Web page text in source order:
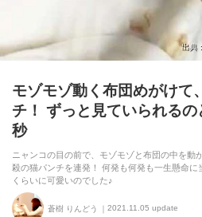
出典
モゾモゾ動く布団めがけて
チ！ ずっと見ていられる
秒
ニャンコの目の前で、モゾモゾと布団の中を動
殺の猫パンチを連発！ 何発も何発も一生懸命
くらいに可愛いのでした♪
蒼樹 りんどう 2021.11.05 update